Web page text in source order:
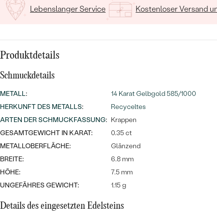
Eheringe
ANSCHAUEN
MIT EDELSTEIN
NACH MATERIAL
GOLD
PLATIN
SILBER
EDELSTEINSCHMUCK
SCHMUCK MIT LAB GROWN
DIAMANTEN
PERLENSCHMUCK
NACH STYL
PERSONALISIERT
SYMBOLISCH
MINIMALISTISCH
NACH ANLASS
PREISWERTE
LUXURIÖSE
LUXURIÖSE
Lebenslanger Service Kostenloser Versand
Produktdetails
Schmuckdetails
METALL:
14 Karat Gelbgold 585/1000
HERKUNFT DES METALLS:
Recyceltes
ARTEN DER SCHMUCKFASSUNG: Krappen
GESAMTGEWICHT IN KARAT:
0.35 ct
METALLOBERFLÄCHE:
Glänzend
BREITE:
6.8 mm
HÖHE:
7.5 mm
UNGEFÄHRES GEWICHT:
1.15 g
Details des eingesetzten Edelsteins